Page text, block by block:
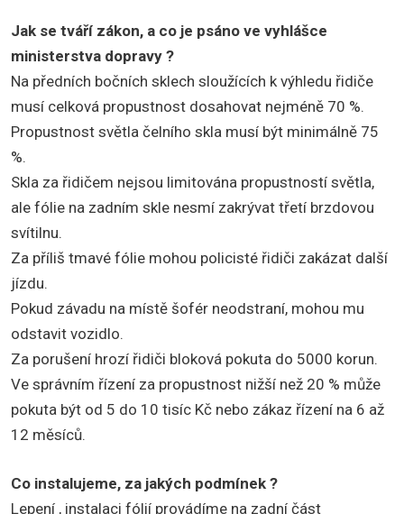
Jak se tváří zákon, a co je psáno ve vyhlášce
ministerstva dopravy ?
Na předních bočních sklech sloužících k výhledu řidiče
musí celková propustnost dosahovat nejméně 70 %.
Propustnost světla čelního skla musí být minimálně 75
%.
Skla za řidičem nejsou limitována propustností světla,
ale fólie na zadním skle nesmí zakrývat třetí brzdovou
svítilnu.
Za příliš tmavé fólie mohou policisté řidiči zakázat další
jízdu.
Pokud závadu na místě šofér neodstraní, mohou mu
odstavit vozidlo.
Za porušení hrozí řidiči bloková pokuta do 5000 korun.
Ve správním řízení za propustnost nižší než 20 % může
pokuta být od 5 do 10 tisíc Kč nebo zákaz řízení na 6 až
12 měsíců.
Co instalujeme, za jakých podmínek ?
Lepení , instalaci fólií provádíme na zadní část